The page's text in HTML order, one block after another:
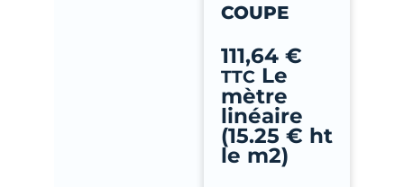
COUPE
111,64 €
TTCLe
mètre
linéaire
(15.25 € ht
le m2)